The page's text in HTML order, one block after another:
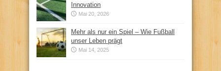
Innovation
Mai 20, 2026
Mehr als nur ein Spiel – Wie Fußball
unser Leben prägt
Mai 14, 2025